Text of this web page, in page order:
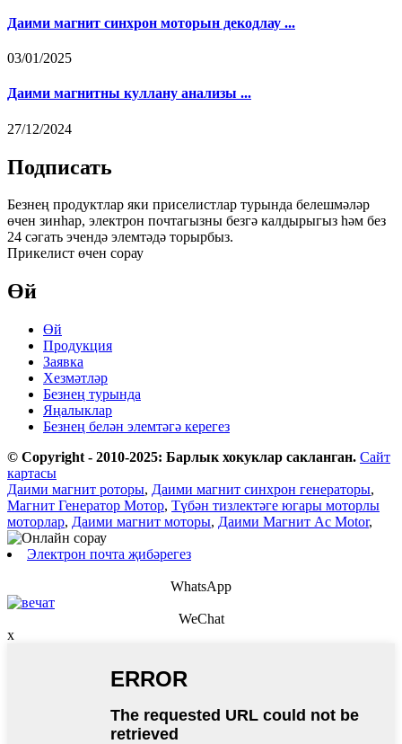
Даими магнит синхрон моторын декодлау ...
03/01/2025
Даими магнитны куллану анализы ...
27/12/2024
Подписать
Безнең продуктлар яки приселистлар турында белешмәләр
өчен зинһар, электрон почтагызны безгә калдырыгыз һәм без
24 сәгать эчендә элемтәдә торырбыз.
Прикелист өчен сорау
Өй
Өй
Продукция
Заявка
Хезмәтләр
Безнең турында
Яңалыклар
Безнең белән элемтәгә керегез
© Copyright - 2010-2025: Барлык хокуклар сакланган. Сайт
картасы
Даими магнит роторы, Даими магнит синхрон генераторы,
Магнит Генератор Мотор, Түбән тизлектәге югары моторлы
моторлар, Даими магнит моторы, Даими Магнит Ac Motor,
Электрон почта җибәрегез
WhatsApp
WeChat
x